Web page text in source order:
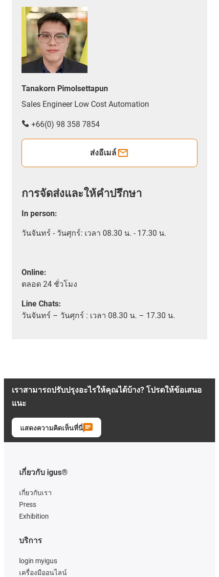
Tanakorn Pimolsettapun
Sales Engineer Low Cost Automation
+66(0) 98 358 7854
ส่งอีเมล์
การจัดส่งและให้คำปรึกษา
In person:
วันจันทร์ - วันศุกร์: เวลา 08.30 น. - 17.30 น.
Online:
ตลอด 24 ชั่วโมง
Line Chats:
วันจันทร์ – วันศุกร์ : เวลา 08.30 น. – 17.30 น.
เราสามารถปรับปรุงอะไรให้คุณได้บ้าง? โปรดให้ข้อเสนอ
แนะ
แสดงความคิดเห็นที่นี่
เกี่ยวกับ igus®
เกี่ยวกับเรา
Press
Exhibition
บริการ
login myigus
เครื่องมืออนไลน์